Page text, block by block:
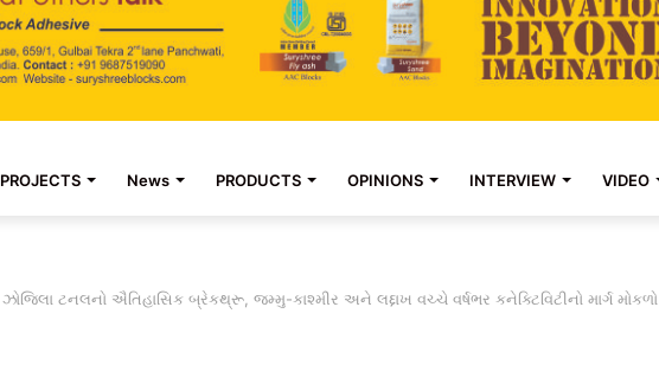
PROJECTS News PRODUCTS OPINIONS INTERVIEW VIDEO
ઝોજિલા ટનલનો ઐતિહાસિક બ્રેકથ્રૂ, જમ્મુ-કાશ્મીર અને લદ્દાખ વચ્ચે વર્ષભર કનેક્ટિવિટીનો માર્ગ મોકળો